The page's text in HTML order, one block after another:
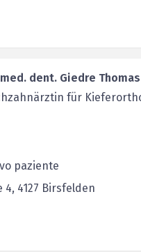
med. dent. Giedre Thomas
für
paziente
4, 4127 Birsfelden